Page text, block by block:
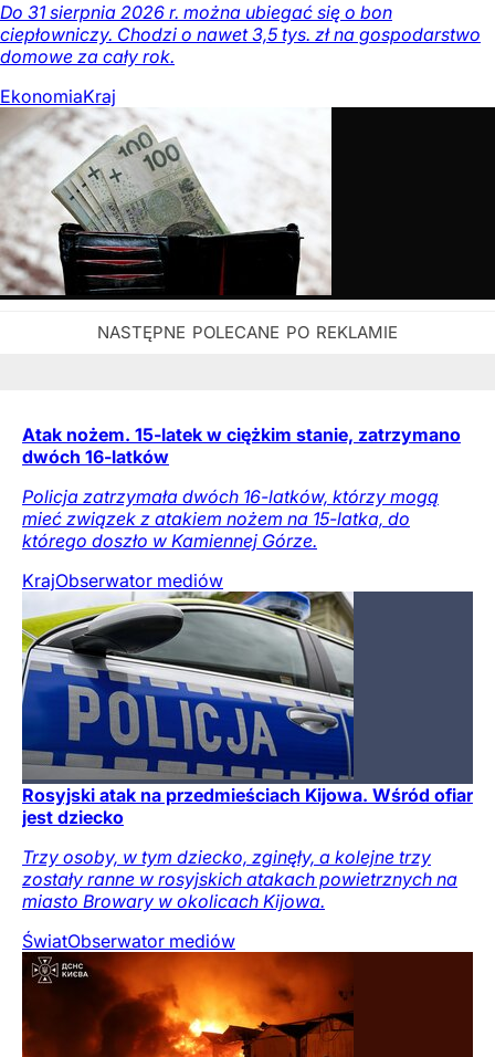
Do 31 sierpnia 2026 r. można ubiegać się o bon
ciepłowniczy. Chodzi o nawet 3,5 tys. zł na gospodarstwo
domowe za cały rok.
EkonomiaKraj
Atak nożem. 15-latek w ciężkim stanie, zatrzymano
dwóch 16-latków
Policja zatrzymała dwóch 16-latków, którzy mogą
mieć związek z atakiem nożem na 15-latka, do
którego doszło w Kamiennej Górze.
KrajObserwator mediów
Rosyjski atak na przedmieściach Kijowa. Wśród ofiar
jest dziecko
Trzy osoby, w tym dziecko, zginęły, a kolejne trzy
zostały ranne w rosyjskich atakach powietrznych na
miasto Browary w okolicach Kijowa.
ŚwiatObserwator mediów